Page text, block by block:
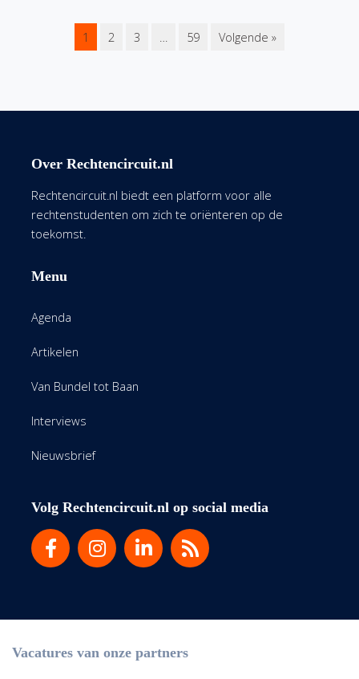
1 2 3 … 59 Volgende »
Over Rechtencircuit.nl
Rechtencircuit.nl biedt een platform voor alle
rechtenstudenten om zich te oriënteren op de
toekomst.
Menu
Agenda
Artikelen
Van Bundel tot Baan
Interviews
Nieuwsbrief
Volg Rechtencircuit.nl op social media
Vacatures van onze partners